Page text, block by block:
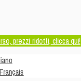
prezzi ridotti, clicca qui!
Français